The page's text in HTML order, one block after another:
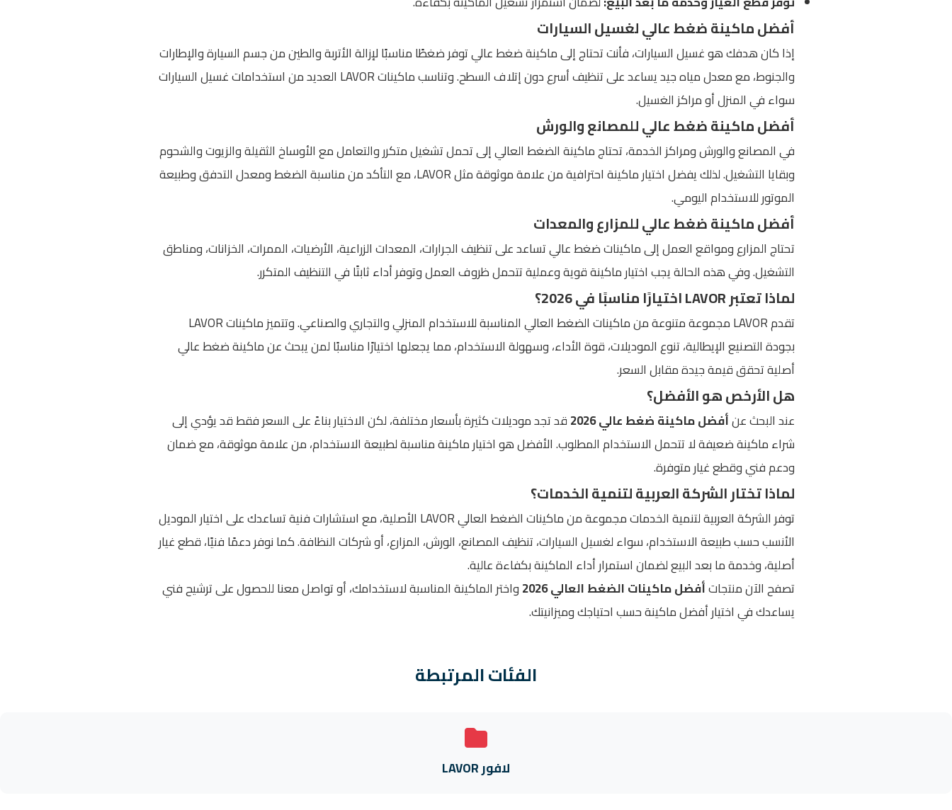
أفضل ماكينة ضغط عالي لغسيل السيارات
إذا كان هدفك هو غسيل السيارات، فأنت تحتاج إلى ماكينة ضغط عالي توفر ضغطًا مناسبًا لإزالة الأتربة والطين من جسم السيارة والإطارات
والجنوط، مع معدل مياه جيد يساعد على تنظيف أسرع دون إتلاف السطح. وتناسب ماكينات LAVOR العديد من استخدامات غسيل السيارات
سواء في المنزل أو مراكز الغسيل.
أفضل ماكينة ضغط عالي للمصانع والورش
في المصانع والورش ومراكز الخدمة، تحتاج ماكينة الضغط العالي إلى تحمل تشغيل متكرر والتعامل مع الأوساخ الثقيلة والزيوت والشحوم
وبقايا التشغيل. لذلك يفضل اختيار ماكينة احترافية من علامة موثوقة مثل LAVOR، مع التأكد من مناسبة الضغط ومعدل التدفق وطبيعة
الموتور للاستخدام اليومي.
أفضل ماكينة ضغط عالي للمزارع والمعدات
تحتاج المزارع ومواقع العمل إلى ماكينات ضغط عالي تساعد على تنظيف الجرارات، المعدات الزراعية، الأرضيات، الممرات، الخزانات، ومناطق
التشغيل. وفي هذه الحالة يجب اختيار ماكينة قوية وعملية تتحمل ظروف العمل وتوفر أداء ثابتًا في التنظيف المتكرر.
لماذا تعتبر LAVOR اختيارًا مناسبًا في 2026؟
تقدم LAVOR مجموعة متنوعة من ماكينات الضغط العالي المناسبة للاستخدام المنزلي والتجاري والصناعي. وتتميز ماكينات LAVOR
بجودة التصنيع الإيطالية، تنوع الموديلات، قوة الأداء، وسهولة الاستخدام، مما يجعلها اختيارًا مناسبًا لمن يبحث عن ماكينة ضغط عالي
أصلية تحقق قيمة جيدة مقابل السعر.
هل الأرخص هو الأفضل؟
عند البحث عنأفضل ماكينة ضغط عالي 2026
قد تجد موديلات كثيرة بأسعار مختلفة، لكن الاختيار بناءً على السعر فقط قد يؤدي إلى
شراء ماكينة ضعيفة لا تتحمل الاستخدام المطلوب. الأفضل هو اختيار ماكينة مناسبة لطبيعة الاستخدام، من علامة موثوقة، مع ضمان
ودعم فني وقطع غيار متوفرة.
لماذا تختار الشركة العربية لتنمية الخدمات؟
توفر الشركة العربية لتنمية الخدمات مجموعة من ماكينات الضغط العالي LAVOR الأصلية، مع استشارات فنية تساعدك على اختيار الموديل
الأنسب حسب طبيعة الاستخدام، سواء لغسيل السيارات، تنظيف المصانع، الورش، المزارع، أو شركات النظافة. كما نوفر دعمًا فنيًا، قطع غيار
أصلية، وخدمة ما بعد البيع لضمان استمرار أداء الماكينة بكفاءة عالية.
تصفح الآن منتجاتأفضل ماكينات الضغط العالي 2026
واختر الماكينة المناسبة لاستخدامك، أو تواصل معنا للحصول على ترشيح فني
يساعدك في اختيار أفضل ماكينة حسب احتياجك وميزانيتك.
الفئات المرتبطة
لافور LAVOR